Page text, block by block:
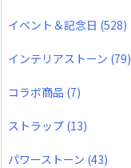
イベント＆記念日 (528)
インテリアストーン (79)
コラボ商品 (7)
ストラップ (13)
パワーストーン (43)